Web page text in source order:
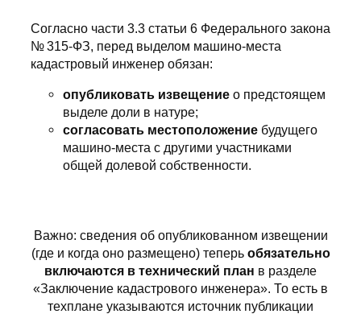
Согласно части 3.3 статьи 6 Федерального закона
№ 315-ФЗ, перед выделом машино-места
кадастровый инженер обязан:
опубликовать извещение о предстоящем
выделе доли в натуре;
согласовать местоположение будущего
машино-места с другими участниками
общей долевой собственности.
Важно: сведения об опубликованном извещении
(где и когда оно размещено) теперь обязательно
включаются в технический план в разделе
«Заключение кадастрового инженера». То есть в
техплане указываются источник публикации